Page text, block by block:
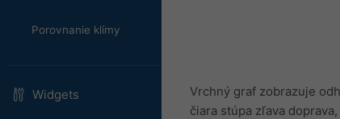
Porovnanie klímy
Widgets
Vrchný graf zobrazuje
čiara stúpa zľava